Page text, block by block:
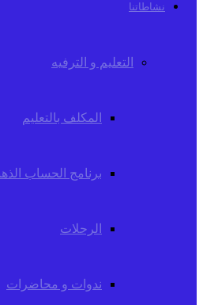
نشاطاتنا
التعليم و الترفيه
المكلف بالتعليم
برنامج الحساب
الرحلات
ندوات و محاضرات